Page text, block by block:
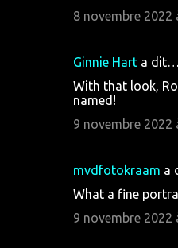
8 novembre 2022
Ginnie Hart a dit…
With that look,
named!
9 novembre 2022
mvdfotokraam a
What a fine
9 novembre 2022